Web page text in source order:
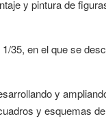
y pintura de
35, en el que se
y
y esquemas